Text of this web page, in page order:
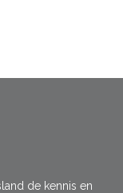
de kennis en